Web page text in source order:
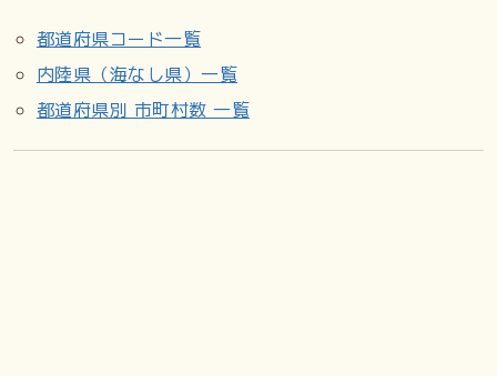
都道府県コード一覧
内陸県（海なし県）一覧
都道府県別 市町村数 一覧